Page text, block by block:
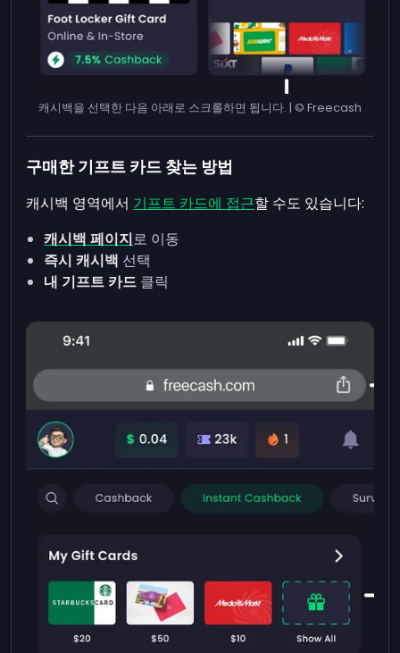
캐시백을 선택한 다음 아래로 스크롤하면 됩니다. | © Freecash
구매한 기프트 카드 찾는 방법
캐시백 영역에서 기프트 카드에 접근할 수도 있습니다:
캐시백 페이지로 이동
즉시 캐시백 선택
내 기프트 카드 클릭